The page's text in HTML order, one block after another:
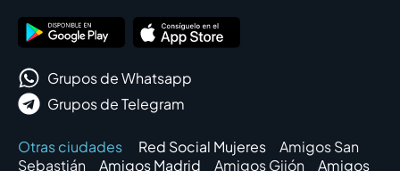
Grupos de Whatsapp
Grupos de Telegram
Otras ciudades Red Social Mujeres
Amigos San
Sebastián
Amigos Madrid Amigos Gijón Amigos